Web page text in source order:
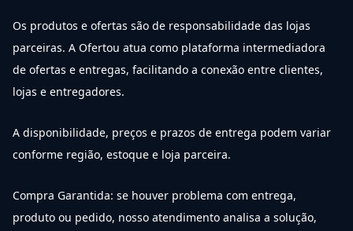
Os produtos e ofertas são de responsabilidade das lojas
parceiras. A Ofertou atua como plataforma intermediadora
de ofertas e entregas, facilitando a conexão entre clientes,
lojas e entregadores.
A disponibilidade, preços e prazos de entrega podem variar
conforme região, estoque e loja parceira.
Compra Garantida: se houver problema com entrega,
produto ou pedido, nosso atendimento analisa a solução,